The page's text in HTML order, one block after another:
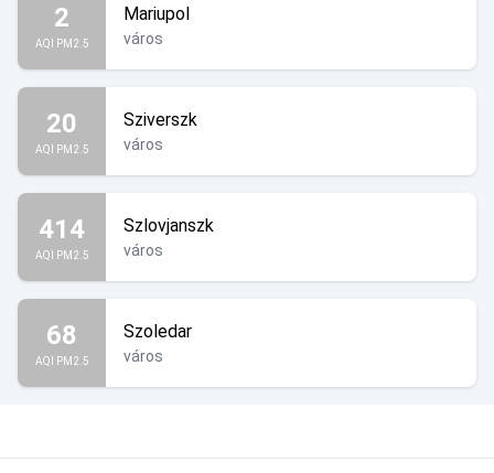
2
AQI PM2.5
Mariupol
város
20
AQI PM2.5
Sziverszk
város
414
AQI PM2.5
Szlovjanszk
város
68
AQI PM2.5
Szoledar
város